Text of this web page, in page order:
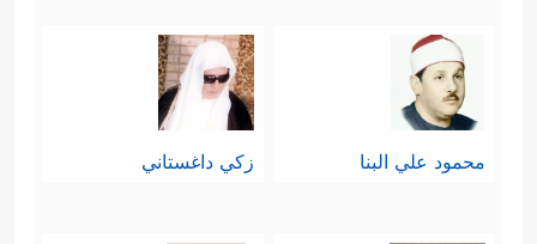
محمود علي البنا زكي داغستاني